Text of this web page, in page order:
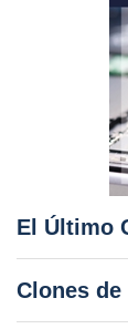
El Último
Clones